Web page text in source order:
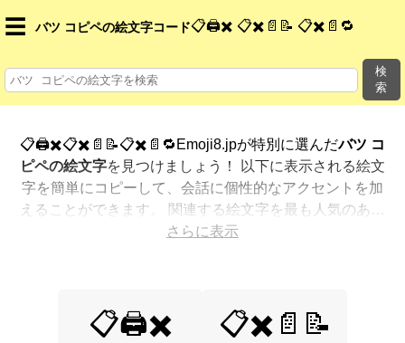
☰ バツ コピペの絵文字コード 📋🖨️✖️ 📋✖️📄📝 📋✖️📄🔁
検
索
📋🖨️✖️📋✖️📄📝📋✖️📄🔁Emoji8.jpが特別に選んだバツ コ
ピペの絵文字を見つけましょう！ 以下に表示される絵文
字を簡単にコピーして、会話に個性的なアクセントを加
えることができます。 関連する絵文字を最も人気のある
順に表示しました。さらに多くのオプションが欲しいで
さらに表示
📋🖨️✖️ 📋✖️📄📝